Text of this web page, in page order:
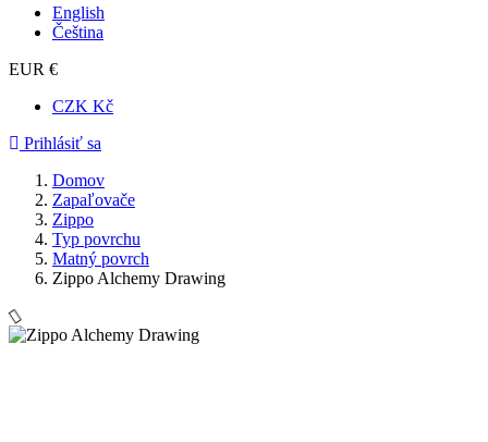
English
Čeština
EUR €
CZK Kč
Prihlásiť sa
Domov
Zapaľovače
Zippo
Typ povrchu
Matný povrch
Zippo Alchemy Drawing